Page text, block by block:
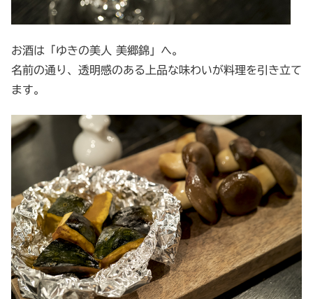
お酒は「ゆきの美人 美郷錦」へ。
名前の通り、透明感のある上品な味わいが料理を引き立て
ます。